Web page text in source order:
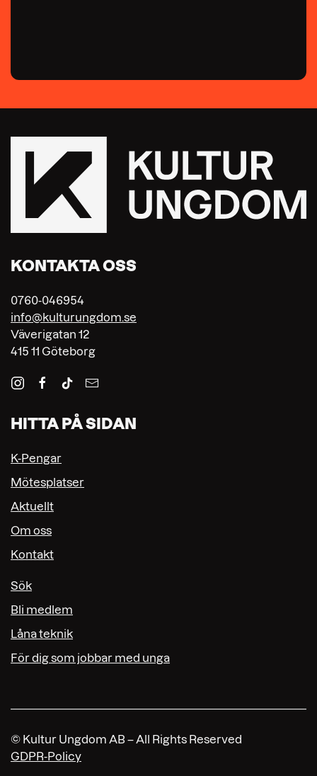
KONTAKTA OSS
0760-046954
info@kulturungdom.se
Väverigatan 12
415 11 Göteborg
HITTA PÅ SIDAN
K-Pengar
Mötesplatser
Aktuellt
Om oss
Kontakt
Sök
Bli medlem
Låna teknik
För dig som jobbar med unga
© Kultur Ungdom AB – All Rights Reserved
GDPR-Policy